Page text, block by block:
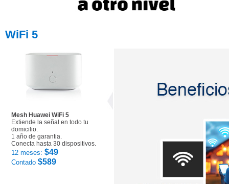
WiFi 5
Mesh Huawei WiFi 5
Extiende la señal en todo tu
domicilio.
1 año de garantia.
Conecta hasta 30 dispositivos.
12 meses: $49
Contado $589